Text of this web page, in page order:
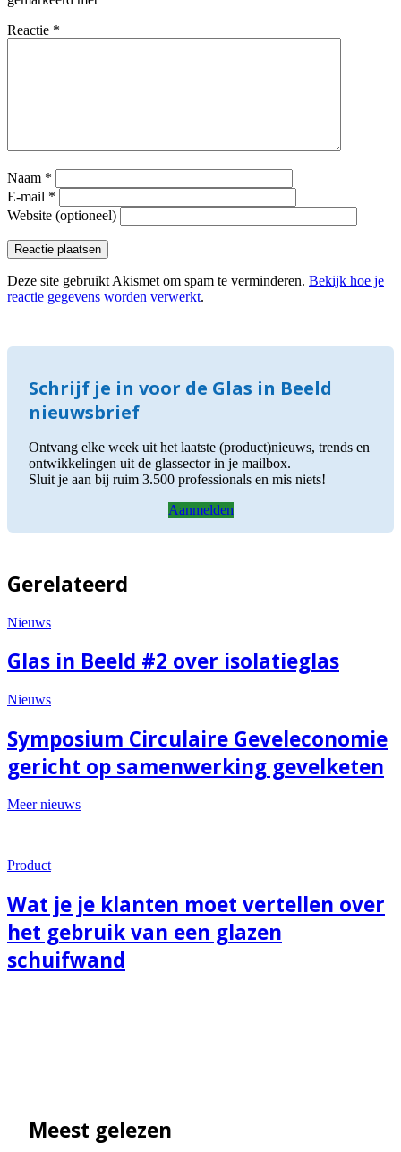
Reactie *
Naam *
E-mail *
Website (optioneel)
Deze site gebruikt Akismet om spam te verminderen. Bekijk hoe je
reactie gegevens worden verwerkt.
Schrijf je in voor de Glas in Beeld
nieuwsbrief
Ontvang elke week uit het laatste (product)nieuws, trends en
ontwikkelingen uit de glassector in je mailbox.
Sluit je aan bij ruim 3.500 professionals en mis niets!
Aanmelden
Gerelateerd
Nieuws
Glas in Beeld #2 over isolatieglas
Nieuws
Symposium Circulaire Geveleconomie
gericht op samenwerking gevelketen
Meer nieuws
Product
Wat je je klanten moet vertellen over
het gebruik van een glazen
schuifwand
Meest gelezen